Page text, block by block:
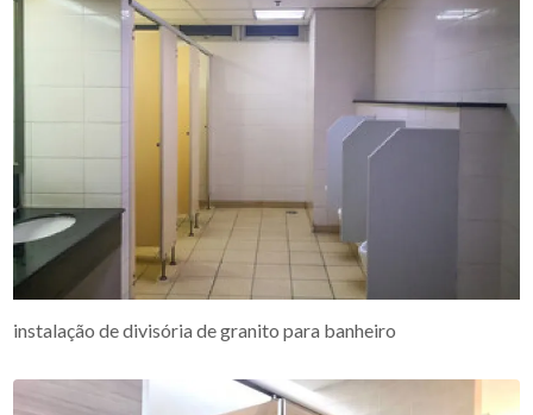
instalação de divisória de granito para banheiro